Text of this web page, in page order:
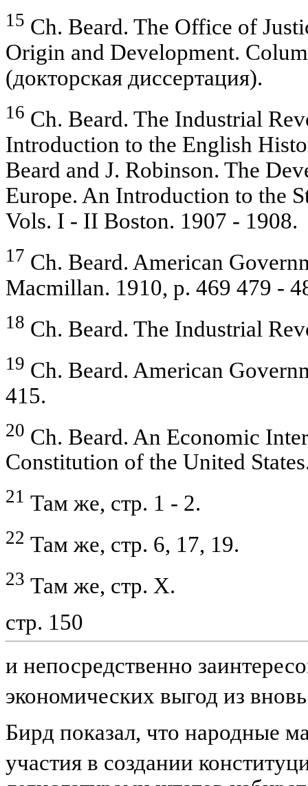
15 Ch. Beard. The Office of
Origin and Development.
(докторская диссертация).
16 Ch. Beard. The Industrial
Introduction to the English
Beard and J. Robinson. The
Europe. An Introduction to the
Vols. I - II Boston. 1907 - 1908.
17 Ch. Beard. American
Macmillan. 1910, p. 469 479 -
18 Ch. Beard. The Industrial
19 Ch. Beard. American
415.
20 Ch. Beard. An Economic
Constitution of the United
21 Там же, стр. 1 - 2.
22 Там же, стр. 6, 17, 19.
23 Там же, стр. X.
стр. 150
и непосредственно
экономических выгод из
Бирд показал, что народные
участия в создании